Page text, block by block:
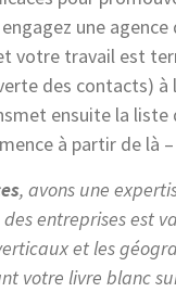
une
votre travail est
des contacts)
ensuite la
à partir de là
, avons une
entreprises est
et les
votre livre blanc